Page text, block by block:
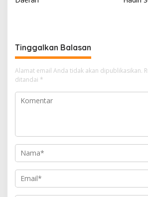
a
s
i
p
o
Tinggalkan Balasan
Alamat email Anda tidak akan dipublikasikan.
ditandai *